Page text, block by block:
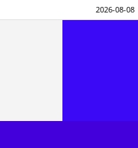
2026-08-08